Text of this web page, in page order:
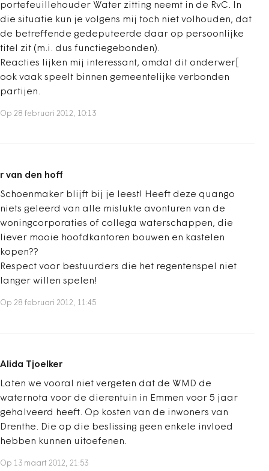
portefeuillehouder Water zitting neemt in de RvC. In
die situatie kun je volgens mij toch niet volhouden, dat
de betreffende gedeputeerde daar op persoonlijke
titel zit (m.i. dus functiegebonden).
Reacties lijken mij interessant, omdat dit onderwer[
ook vaak speelt binnen gemeentelijke verbonden
partijen.
Op 28 februari 2012, 10:13
r van den hoff
Schoenmaker blijft bij je leest! Heeft deze quango
niets geleerd van alle mislukte avonturen van de
woningcorporaties of collega waterschappen, die
liever mooie hoofdkantoren bouwen en kastelen
kopen??
Respect voor bestuurders die het regentenspel niet
langer willen spelen!
Op 28 februari 2012, 11:45
Alida Tjoelker
Laten we vooral niet vergeten dat de WMD de
waternota voor de dierentuin in Emmen voor 5 jaar
gehalveerd heeft. Op kosten van de inwoners van
Drenthe. Die op die beslissing geen enkele invloed
hebben kunnen uitoefenen.
Op 13 maart 2012, 21:53